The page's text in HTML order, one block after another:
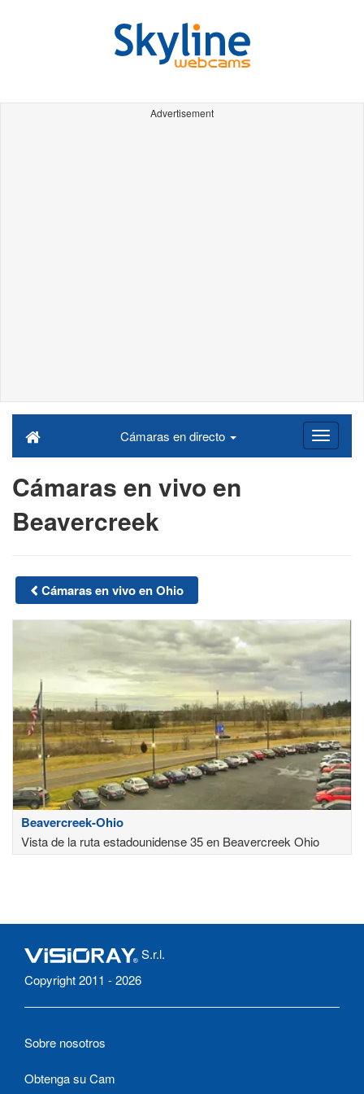
Advertisement
Cámaras en directo
Cámaras en vivo en
Beavercreek
Cámaras en vivo en Ohio
Beavercreek-Ohio
Vista de la ruta estadounidense 35 en Beavercreek Ohio
S.r.l.
Copyright 2011 - 2026
Sobre nosotros
Obtenga su Cam